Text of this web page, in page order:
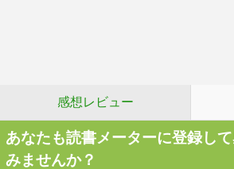
感想レビュー
あなたも読書メーターに登録し
みませんか？